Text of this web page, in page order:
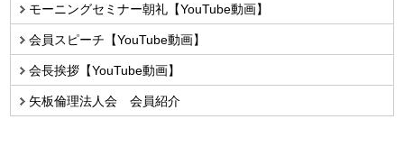
モーニングセミナー朝礼【YouTube動画】
会員スピーチ【YouTube動画】
会長挨拶【YouTube動画】
矢板倫理法人会 会員紹介